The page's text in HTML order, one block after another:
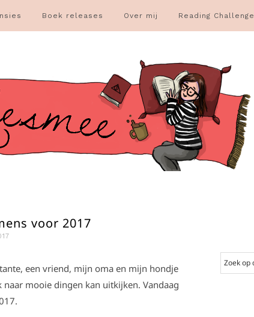
Boek releases Over mij Reading Challenge
voor 2017
een vriend, mijn oma en mijn hondje
mooie dingen kan uitkijken. Vandaag